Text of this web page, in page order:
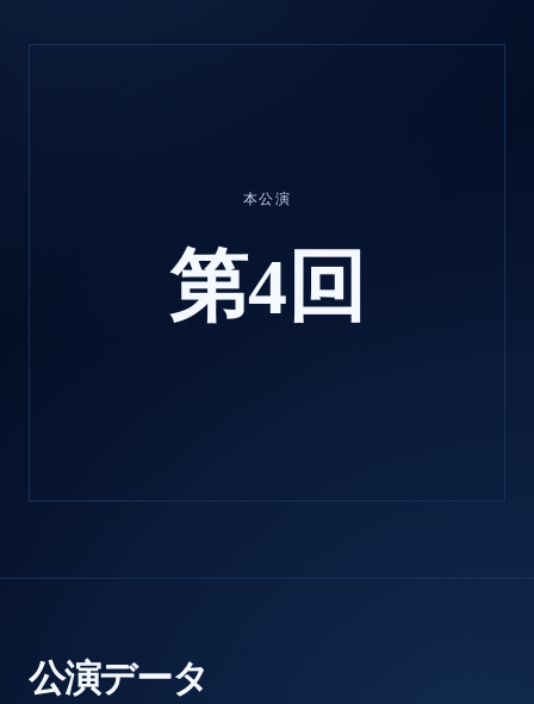
本公演
第4回
公演データ